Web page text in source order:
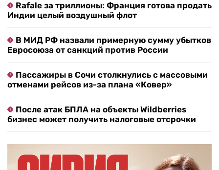
Rafale за триллионы: Франция готова продать
Индии целый воздушный флот
В МИД РФ назвали примерную сумму убытков
Евросоюза от санкций против России
Пассажиры в Сочи столкнулись с массовыми
отменами рейсов из-за плана «Ковер»
После атак БПЛА на объекты Wildberries
бизнес может получить налоговые отсрочки